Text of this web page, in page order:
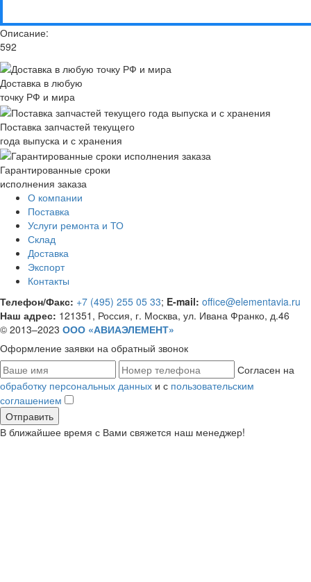
Описание:
592
Доставка в любую
точку РФ и мира
Поставка запчастей текущего
года выпуска и с хранения
Гарантированные сроки
исполнения заказа
О компании
Поставка
Услуги ремонта и ТО
Склад
Доставка
Экспорт
Контакты
Телефон/Факс: +7 (495) 255 05 33; E-mail: office@elementavia.ru
Наш адрес: 121351, Россия, г. Москва, ул. Ивана Франко, д.46
© 2013–2023 ООО «АВИАЭЛЕМЕНТ»
Оформление заявки на обратный звонок
Согласен на
обработку персональных данных и с пользовательским
соглашением
В ближайшее время с Вами свяжется наш менеджер!